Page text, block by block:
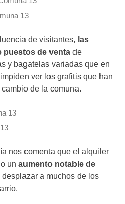
13
de visitantes, las
puestos de venta de
y bagatelas variadas que en
ver los grafitis que han
de la comuna.
nos comenta que el alquiler
un aumento notable de
a muchos de los